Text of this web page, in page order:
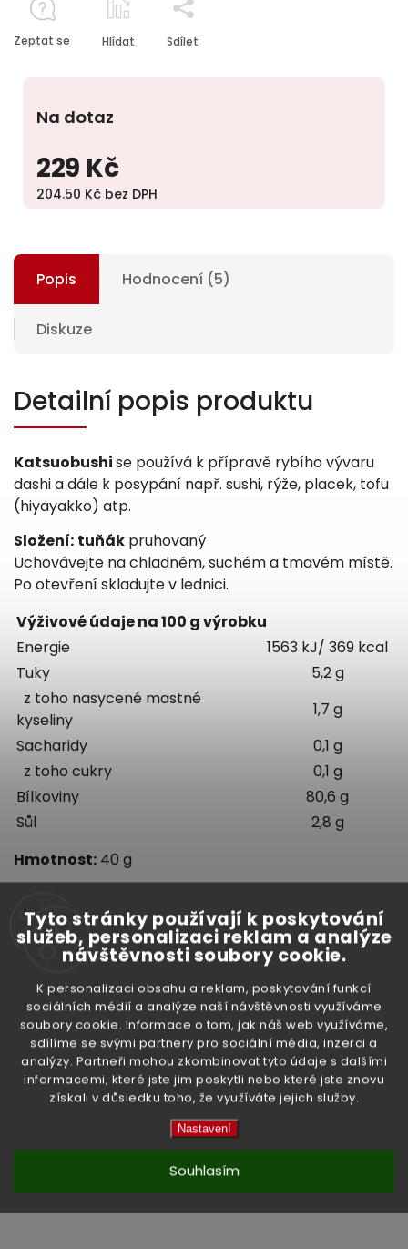
Tyto stránky používají k poskytování
služeb, personalizaci reklam a analýze
návštěvnosti soubory cookie.
K personalizaci obsahu a reklam, poskytování funkcí
sociálních médií a analýze naší návštěvnosti využíváme
soubory cookie. Informace o tom, jak náš web využíváme,
sdílíme se svými partnery pro sociální média, inzerci a
analýzy. Partneři mohou zkombinovat tyto údaje s dalšími
informacemi, které jste jim poskytli nebo které jste znovu
získali v důsledku toho, že využíváte jejich služby.
Nastavení
Souhlasím
229 Kč
204.50 Kč bez DPH
Na dotaz
Zeptat se Hlídat Sdílet
Popis Hodnocení (5)
Diskuze
Detailní popis produktu
Katsuobushise používá k přípravě rybího vývaru
dashi a dále k posypání např. sushi, rýže, placek, tofu
(hiyayakko) atp.
Složení: tuňák pruhovaný
Uchovávejte na chladném, suchém a tmavém místě.
Po otevření skladujte v lednici.
Výživové údaje na 100 g výrobku
Energie
1563 kJ/ 369 kcal
Tuky
5,2 g
z toho nasycené mastné
kyseliny
1,7 g
Sacharidy
0,1 g
z toho cukry
0,1 g
Bílkoviny
80,6 g
Sůl
2,8 g
Hmotnost: 40 g
Doplňkové parametry
Kategorie: Řasy a ryby
Hmotnost 0.05 kg
Položka byla vyprodána…
High-contrast mode